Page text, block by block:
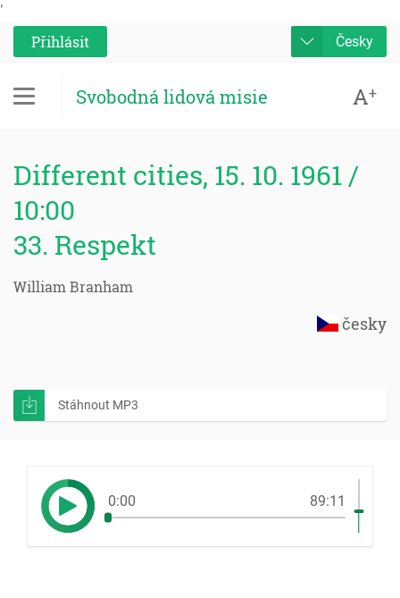
'
Přihlásit
Česky
Svobodná lidová misie A+
Different cities, 15. 10. 1961 /
10:00
33. Respekt
William Branham
česky
Stáhnout MP3
0:00 89:11